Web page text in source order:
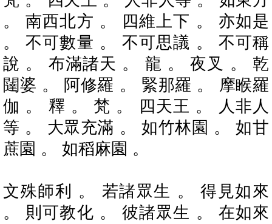
。 南西北方 。 四維上下 。 亦如是
。 不可數量 。 不可思議 。 不可稱
說 。 布滿諸天 。 龍 。 夜叉 。 乾
闥婆 。 阿修羅 。 緊那羅 。 摩睺羅
伽 。 釋 。 梵 。 四天王 。 人非人
等 。 大眾充滿 。 如竹林園 。 如甘
蔗園 。 如稻麻園 。
文殊師利 。 若諸眾生 。 得見如來
。 則可教化 。 彼諸眾生 。 在如來